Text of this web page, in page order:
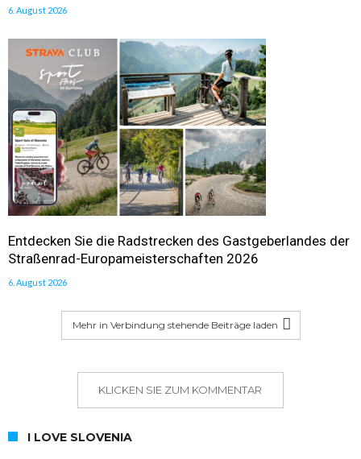
6. August 2026
Entdecken Sie die Radstrecken des Gastgeberlandes der
Straßenrad-Europameisterschaften 2026
6. August 2026
Mehr in Verbindung stehende Beiträge laden
KLICKEN SIE ZUM KOMMENTAR
I LOVE SLOVENIA